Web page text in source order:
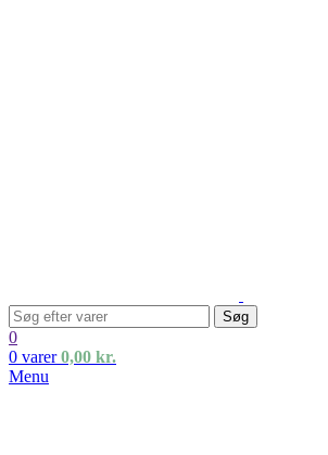
Søg
0
0 varer 0,00 kr.
Menu